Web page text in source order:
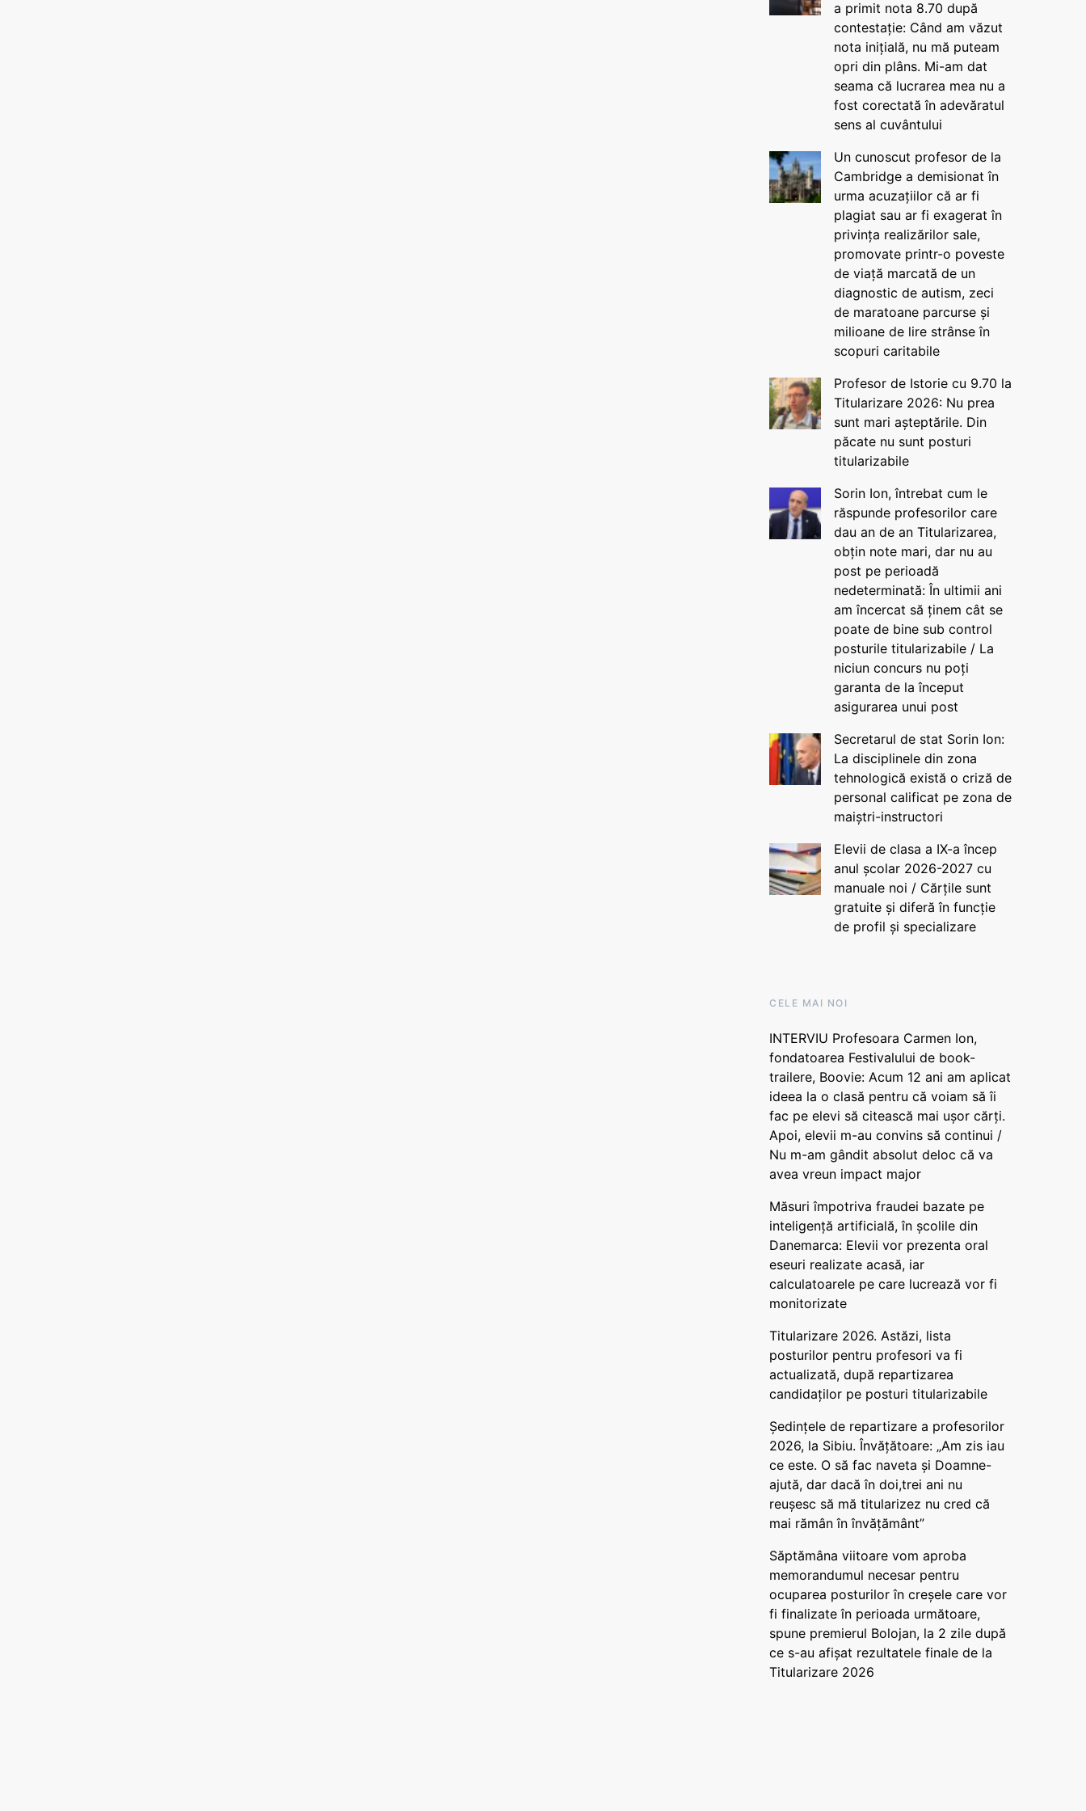
a primit nota 8.70 după
contestație: Când am văzut
nota inițială, nu mă puteam
opri din plâns. Mi-am dat
seama că lucrarea mea nu a
fost corectată în adevăratul
sens al cuvântului
Un cunoscut profesor de la
Cambridge a demisionat în
urma acuzațiilor că ar fi
plagiat sau ar fi exagerat în
privința realizărilor sale,
promovate printr-o poveste
de viață marcată de un
diagnostic de autism, zeci
de maratoane parcurse și
milioane de lire strânse în
scopuri caritabile
Profesor de Istorie cu 9.70 la
Titularizare 2026: Nu prea
sunt mari așteptările. Din
păcate nu sunt posturi
titularizabile
Sorin Ion, întrebat cum le
răspunde profesorilor care
dau an de an Titularizarea,
obțin note mari, dar nu au
post pe perioadă
nedeterminată: În ultimii ani
am încercat să ținem cât se
poate de bine sub control
posturile titularizabile / La
niciun concurs nu poți
garanta de la început
asigurarea unui post
Secretarul de stat Sorin Ion:
La disciplinele din zona
tehnologică există o criză de
personal calificat pe zona de
maiștri-instructori
Elevii de clasa a IX-a încep
anul școlar 2026-2027 cu
manuale noi / Cărțile sunt
gratuite și diferă în funcție
de profil și specializare
CELE MAI NOI
INTERVIU Profesoara Carmen Ion,
fondatoarea Festivalului de book-
trailere, Boovie: Acum 12 ani am aplicat
ideea la o clasă pentru că voiam să îi
fac pe elevi să citească mai ușor cărți.
Apoi, elevii m-au convins să continui /
Nu m-am gândit absolut deloc că va
avea vreun impact major
Măsuri împotriva fraudei bazate pe
inteligență artificială, în școlile din
Danemarca: Elevii vor prezenta oral
eseuri realizate acasă, iar
calculatoarele pe care lucrează vor fi
monitorizate
Titularizare 2026. Astăzi, lista
posturilor pentru profesori va fi
actualizată, după repartizarea
candidaților pe posturi titularizabile
Ședințele de repartizare a profesorilor
2026, la Sibiu. Învățătoare: „Am zis iau
ce este. O să fac naveta și Doamne-
ajută, dar dacă în doi,trei ani nu
reușesc să mă titularizez nu cred că
mai rămân în învățământ”
Săptămâna viitoare vom aproba
memorandumul necesar pentru
ocuparea posturilor în creșele care vor
fi finalizate în perioada următoare,
spune premierul Bolojan, la 2 zile după
ce s-au afișat rezultatele finale de la
Titularizare 2026